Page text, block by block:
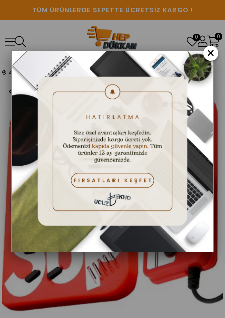
TÜM ÜRÜNLERDE SEPETTE ÜCRETSİZ KARGO !
0
0
Anasayfa SPOR & OYUN OYUN KONSOLLARI 400 Oyun Sup El Atarisi
×